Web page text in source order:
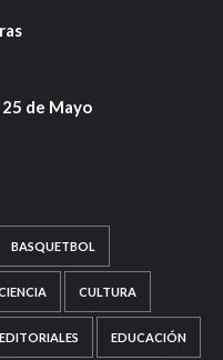
de Mayo
BASQUETBOL
CULTURA
EDITORIALES EDUCACIÓN